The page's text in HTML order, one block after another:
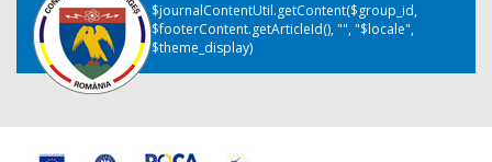
$journalContentUtil.getContent($group_id,
$footerContent.getArticleId(), "", "$locale",
$theme_display)